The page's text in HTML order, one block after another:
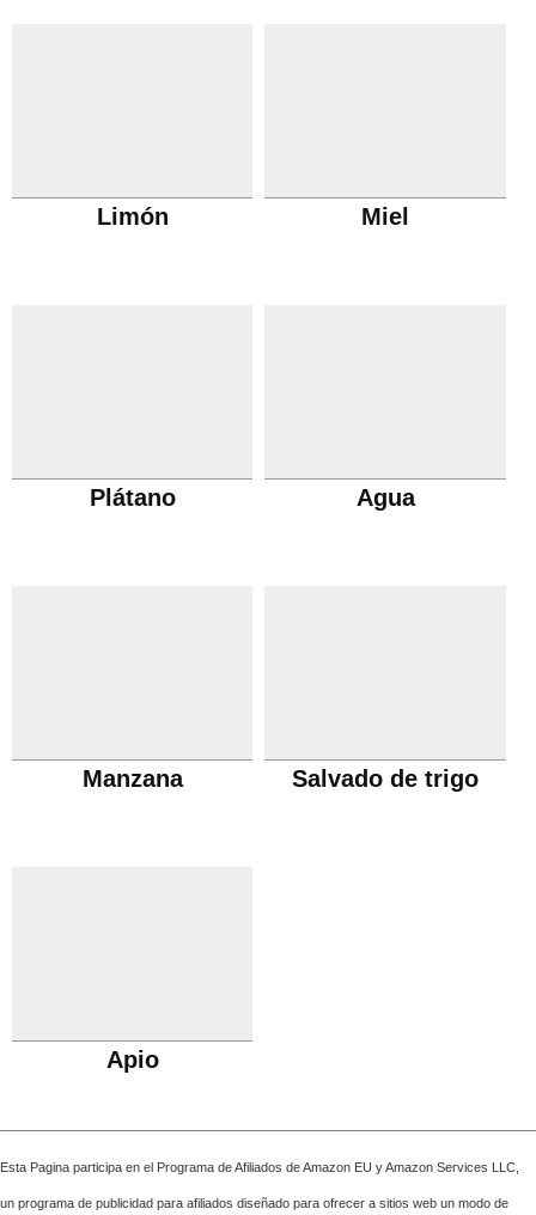
Limón Miel
Plátano Agua
Manzana Salvado de trigo
Apio
Esta Pagina participa en el Programa de Afiliados de Amazon EU y Amazon Services LLC,
un programa de publicidad para afiliados diseñado para ofrecer a sitios web un modo de